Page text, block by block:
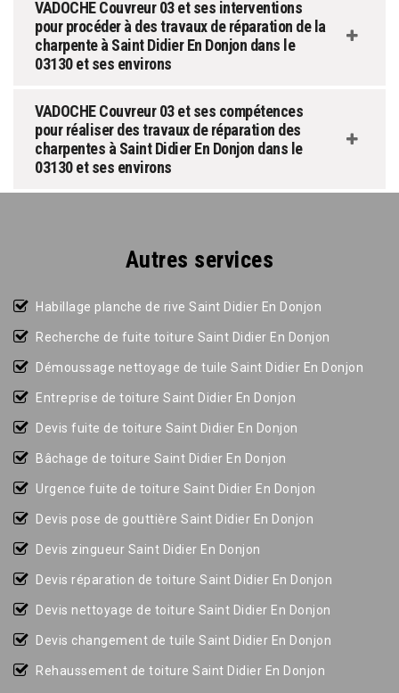
VADOCHE Couvreur 03 et ses interventions
pour procéder à des travaux de réparation de la
charpente à Saint Didier En Donjon dans le
03130 et ses environs
VADOCHE Couvreur 03 et ses compétences
pour réaliser des travaux de réparation des
charpentes à Saint Didier En Donjon dans le
03130 et ses environs
Autres services
Habillage planche de rive Saint Didier En Donjon
Recherche de fuite toiture Saint Didier En Donjon
Démoussage nettoyage de tuile Saint Didier En Donjon
Entreprise de toiture Saint Didier En Donjon
Devis fuite de toiture Saint Didier En Donjon
Bâchage de toiture Saint Didier En Donjon
Urgence fuite de toiture Saint Didier En Donjon
Devis pose de gouttière Saint Didier En Donjon
Devis zingueur Saint Didier En Donjon
Devis réparation de toiture Saint Didier En Donjon
Devis nettoyage de toiture Saint Didier En Donjon
Devis changement de tuile Saint Didier En Donjon
Rehaussement de toiture Saint Didier En Donjon